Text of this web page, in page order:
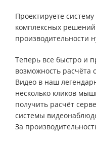
Проектируете
комплексных решений
производительности
Теперь все быстро и
возможность
Видео в наш
несколько кликов
получить расчёт
системы
За